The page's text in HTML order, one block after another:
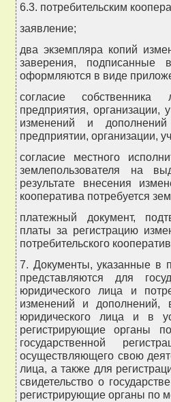
6.3. потребительским
заявление;
два экземпляра копий
заверения, подписанные
оформляются в виде
согласие
предприятия, организации,
изменений и
предприятии, организации,
согласие местного
землепользователя на
результате внесения
кооператива потребуется
платежный документ,
платы за регистрацию
потребительского
7. Документы, указанные в
представляются для
юридического лица и
изменений и дополнений,
юридического лица и в
регистрирующие органы
государственной
осуществляющего свою
лица, а также для
свидетельство о
регистрирующие органы по